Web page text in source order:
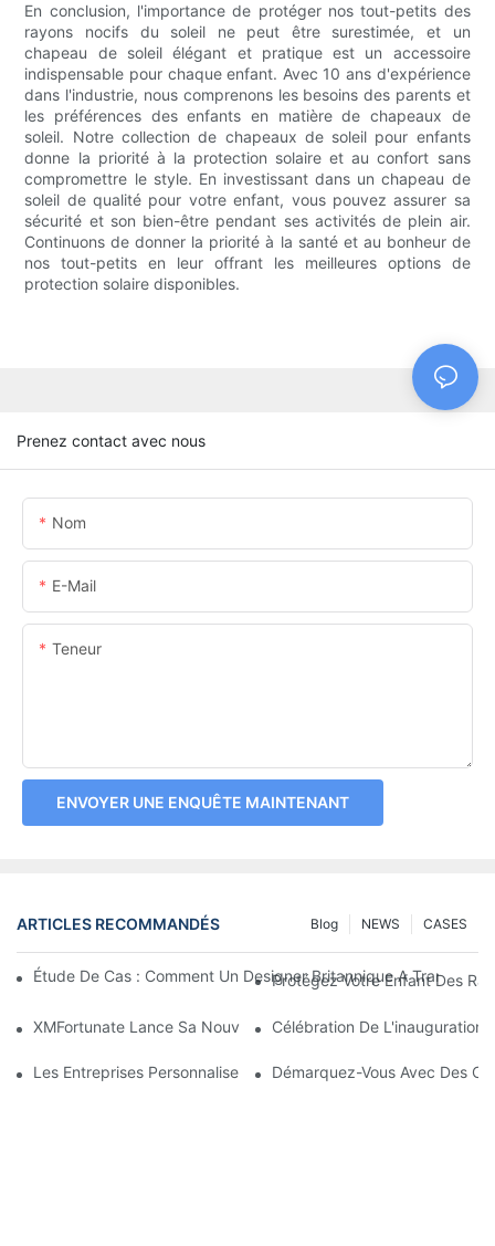
En conclusion, l'importance de protéger nos tout-petits des
rayons nocifs du soleil ne peut être surestimée, et un
chapeau de soleil élégant et pratique est un accessoire
indispensable pour chaque enfant. Avec 10 ans d'expérience
dans l'industrie, nous comprenons les besoins des parents et
les préférences des enfants en matière de chapeaux de
soleil. Notre collection de chapeaux de soleil pour enfants
donne la priorité à la protection solaire et au confort sans
compromettre le style. En investissant dans un chapeau de
soleil de qualité pour votre enfant, vous pouvez assurer sa
sécurité et son bien-être pendant ses activités de plein air.
Continuons de donner la priorité à la santé et au bonheur de
nos tout-petits en leur offrant les meilleures options de
protection solaire disponibles.
Prenez contact avec nous
Nom
E-Mail
Teneur
ENVOYER UNE ENQUÊTE MAINTENANT
ARTICLES RECOMMANDÉS CASES
NEWS
Blog
Étude De Cas : Comment Un Designer Britannique A
Protégez Votre Enfant Des
XMFortunate Lance Sa Nouvelle Collection De Chapeaux De
Célébration De L'inauguration
Les Entreprises Personnalisent-Elles Des Chapeaux À Leur
Démarquez-Vous Avec Des